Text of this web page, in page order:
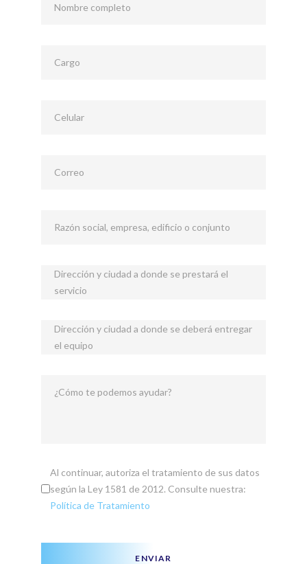
Nombre completo
Cargo
Celular
Correo
Razón social, empresa, edificio o conjunto
Dirección y ciudad a donde se prestará el
servicio
Dirección y ciudad a donde se deberá entregar
el equipo
¿Cómo te podemos ayudar?
Al continuar, autoriza el tratamiento de sus datos
según la Ley 1581 de 2012. Consulte nuestra:
Política de Tratamiento
ENVIAR